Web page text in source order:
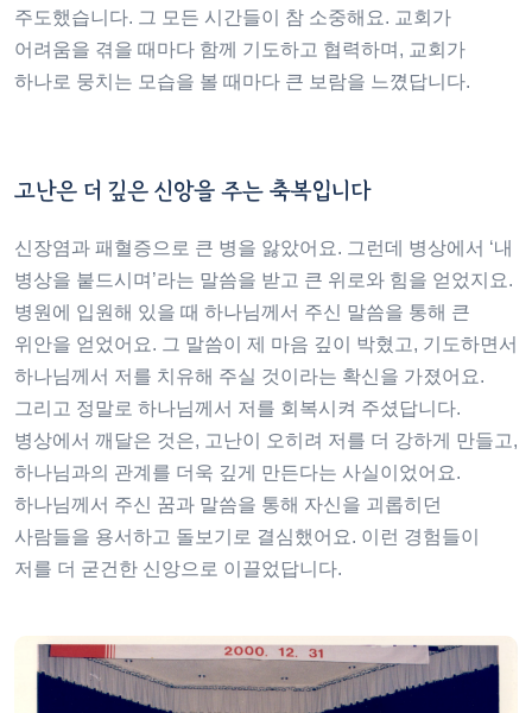
주도했습니다. 그 모든 시간들이 참 소중해요. 교회가
어려움을 겪을 때마다 함께 기도하고 협력하며, 교회가
하나로 뭉치는 모습을 볼 때마다 큰 보람을 느꼈답니다.
고난은 더 깊은 신앙을 주는 축복입니다
신장염과 패혈증으로 큰 병을 앓았어요. 그런데 병상에서 ‘내
병상을 붙드시며’라는 말씀을 받고 큰 위로와 힘을 얻었지요.
병원에 입원해 있을 때 하나님께서 주신 말씀을 통해 큰
위안을 얻었어요. 그 말씀이 제 마음 깊이 박혔고, 기도하면서
하나님께서 저를 치유해 주실 것이라는 확신을 가졌어요.
그리고 정말로 하나님께서 저를 회복시켜 주셨답니다.
병상에서 깨달은 것은, 고난이 오히려 저를 더 강하게 만들고,
하나님과의 관계를 더욱 깊게 만든다는 사실이었어요.
하나님께서 주신 꿈과 말씀을 통해 자신을 괴롭히던
사람들을 용서하고 돌보기로 결심했어요. 이런 경험들이
저를 더 굳건한 신앙으로 이끌었답니다.